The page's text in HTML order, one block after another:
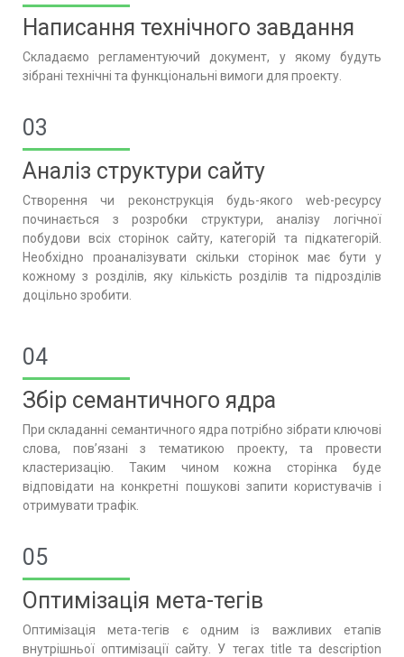
Написання технічного завдання
Складаємо регламентуючий документ, у якому будуть
зібрані технічні та функціональні вимоги для проекту.
03
Аналіз структури сайту
Створення чи реконструкція будь-якого web-ресурсу
починається з розробки структури, аналізу логічної
побудови всіх сторінок сайту, категорій та підкатегорій.
Необхідно проаналізувати скільки сторінок має бути у
кожному з розділів, яку кількість розділів та підрозділів
доцільно зробити.
04
Збір семантичного ядра
При складанні семантичного ядра потрібно зібрати ключові
слова, пов’язані з тематикою проекту, та провести
кластеризацію. Таким чином кожна сторінка буде
відповідати на конкретні пошукові запити користувачів і
отримувати трафік.
05
Оптимізація мета-тегів
Оптимізація мета-тегів є одним із важливих етапів
внутрішньої оптимізації сайту. У тегах title та description